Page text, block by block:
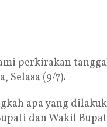
perkirakan
Selasa (9/7).
apa yang
dan Wakil